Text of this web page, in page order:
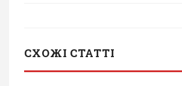
СХОЖІ СТАТТІ